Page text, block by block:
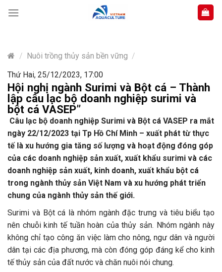
content
/ Nuôi trồng thủy sản bền vững /
Thứ Hai, 25/12/2023, 17:00
Hội nghị ngành Surimi và Bột cá – Thành
lập câu lạc bộ doanh nghiệp surimi và
bột cá VASEP”
Câu lạc bộ doanh nghiệp Surimi và Bột cá VASEP ra mắt
ngày 22/12/2023 tại Tp Hồ Chí Minh – xuất phát từ thực
tế là xu hướng gia tăng số lượng và hoạt động đóng góp
của các doanh nghiệp sản xuất, xuất khẩu surimi và các
doanh nghiệp sản xuất, kinh doanh, xuất khẩu bột cá
trong ngành thủy sản Việt Nam và xu hướng phát triển
chung của ngành thủy sản thế giới.
Surimi và Bột cá là nhóm ngành đặc trưng và tiêu biểu tạo
nên chuỗi kinh tế tuần hoàn của thủy sản. Nhóm ngành này
không chỉ tạo công ăn việc làm cho nông, ngư dân và người
dân tại các địa phương, mà còn đóng góp đáng kể cho kinh
tế thủy sản của đất nước và chăn nuôi nói chung.